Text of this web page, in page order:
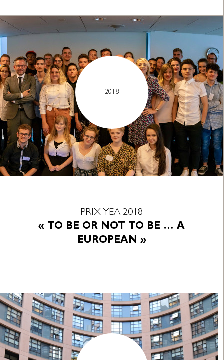
2018
PRIX YEA 2018
« TO BE OR NOT TO BE … A
EUROPEAN »